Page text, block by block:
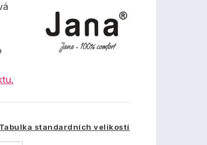
Tabulka standardních velikostí